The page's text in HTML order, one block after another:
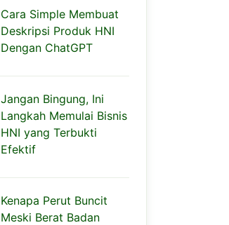
Cara Simple Membuat
Deskripsi Produk HNI
Dengan ChatGPT
Jangan Bingung, Ini
Langkah Memulai Bisnis
HNI yang Terbukti
Efektif
Kenapa Perut Buncit
Meski Berat Badan